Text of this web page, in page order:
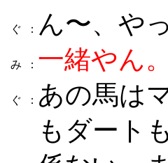
ぐ ： ん〜、や
み ： 一緒やん。
ぐ ： あの馬は
もダート